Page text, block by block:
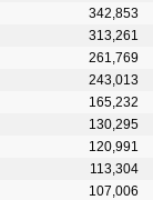
342,853
313,261
261,769
243,013
165,232
130,295
120,991
113,304
107,006